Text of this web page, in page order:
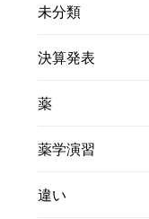
未分類
決算発表
薬
薬学演習
違い